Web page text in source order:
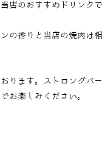
店のおすすめドリンク
の香りと当店の焼肉は
ります。ストロングバ
お楽しみください。